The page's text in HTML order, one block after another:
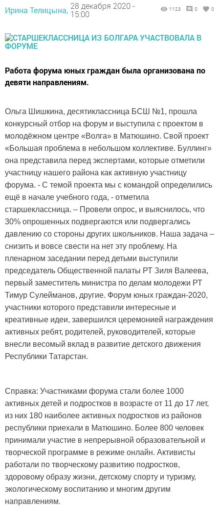
Ирина Телицына, 28 декабря 2020 -
15:00
1123 0 0
Работа форума юных граждан была организована по
девяти направлениям.
Ольга Шишкина, десятиклассница БСШ №1, прошла
конкурсный отбор на форум и выступила с проектом в
молодёжном центре «Волга» в Матюшино. Свой проект
«Большая проблема в небольшом коллективе. Буллинг»
она представила перед экспертами, которые отметили
участницу нашего района как активную участницу
форума. - С темой проекта мы с командой определились
ещё в начале учебного года, - отметила
старшеклассница. – Провели опрос, и выяснилось, что
30% опрошенных подвергаются или подвергались
давлению со стороны других школьников. Наша задача –
снизить и вовсе свести на нет эту проблему. На
пленарном заседании перед детьми выступили
председатель Общественной палаты РТ Зиля Валеева,
первый заместитель министра по делам молодежи РТ
Тимур Сулейманов, другие. Форум юных граждан-2020,
участники которого представили интересные и
креативные идеи, завершился церемонией награждения
активных ребят, родителей, руководителей, которые
внесли весомый вклад в развитие детского движения
Республики Татарстан.
Справка: Участниками форума стали более 1000
активных детей и подростков в возрасте от 11 до 17 лет,
из них 180 наиболее активных подростков из районов
республики приехали в Матюшино. Более 800 человек
принимали участие в непрерывной образовательной и
творческой программе в режиме онлайн. Активисты
работали по творческому развитию подростков,
здоровому образу жизни, детскому спорту и туризму,
экологическому воспитанию и многим другим
направлениям.